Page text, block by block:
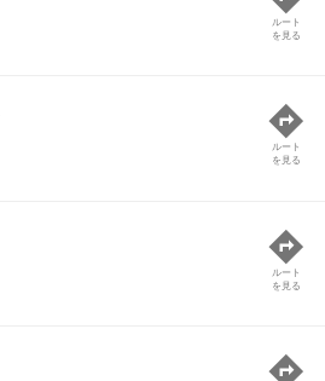
ルート
を見る
ルート
を見る
ルート
を見る